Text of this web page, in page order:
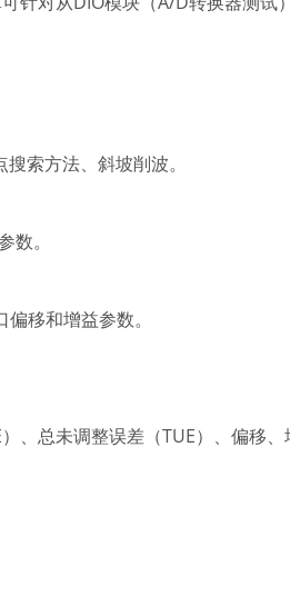
索方法、斜坡削波。
数。
移和增益参数。
、总未调整误差（TUE）、偏移、